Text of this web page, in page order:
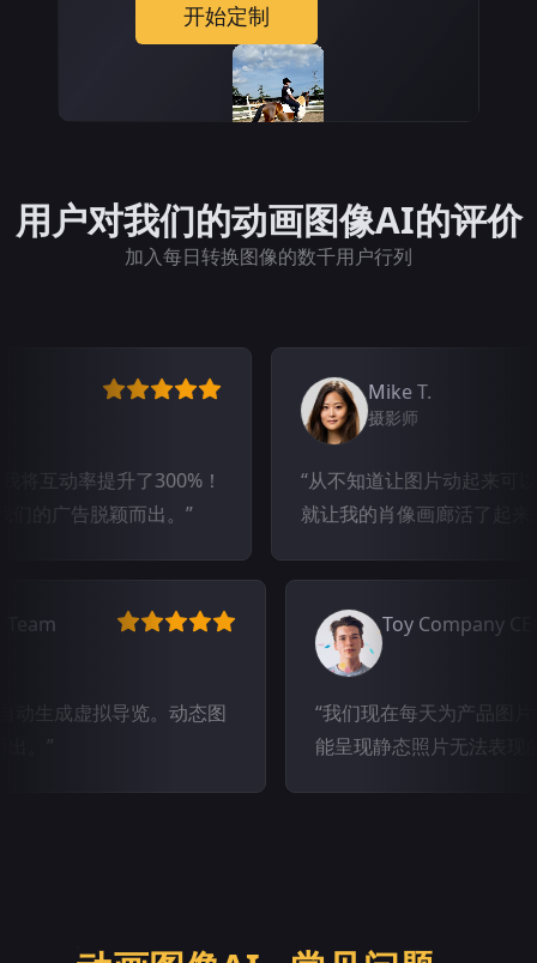
开始定制
用户对我们的动画图像AI的评价
加入每日转换图像的数千用户行列
率提升了300%！
告脱颖而出。
Mike T.
摄影师
从不知道让图片动起来可以这么
就让我的肖像画廊活了起来。
Toy
我们现在每天为产
能呈现静态照片无
Team
可自动生成虚拟导览。动态图
颖而出。